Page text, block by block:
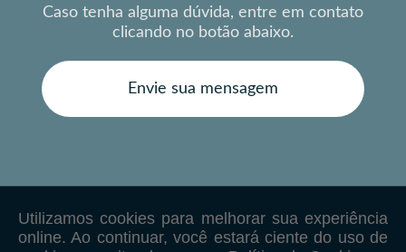
Caso tenha alguma dúvida, entre em contato
clicando no botão abaixo.
Envie sua mensagem
W3C